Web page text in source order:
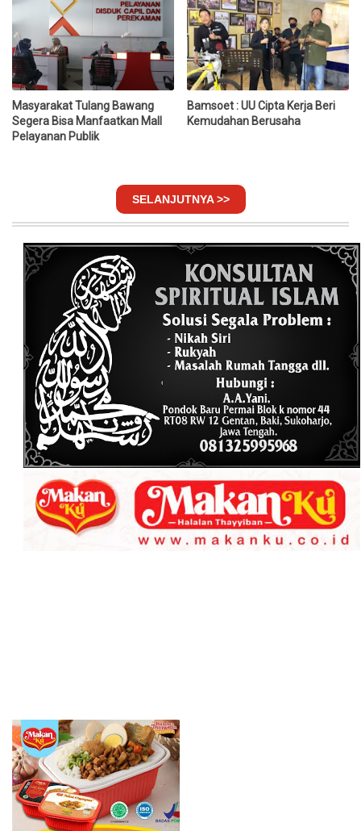
Masyarakat Tulang Bawang
Segera Bisa Manfaatkan Mall
Pelayanan Publik
Bamsoet : UU Cipta Kerja Beri
Kemudahan Berusaha
SELANJUTNYA >>